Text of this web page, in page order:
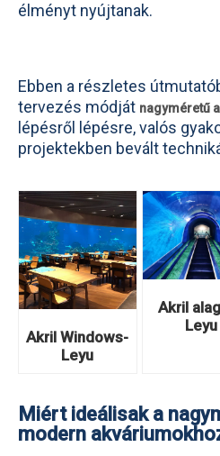
élményt nyújtanak.
Ebben a részletes
tervezés módját nagyméretű
lépésről lépésre, valós
projektekben bevált
Akril Windows-
Leyu
Akril
Leyu
Miért ideálisak a
modern